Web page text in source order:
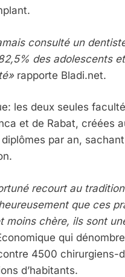
consulté un
des adolescents
rapporte Bladi.net.
les deux seules
et de Rabat, créées
par an,
recourt au
que ces
moins chère, ils sont
qui
4500 chirurgiens-
d’habitants.
JE REVENDIQUE